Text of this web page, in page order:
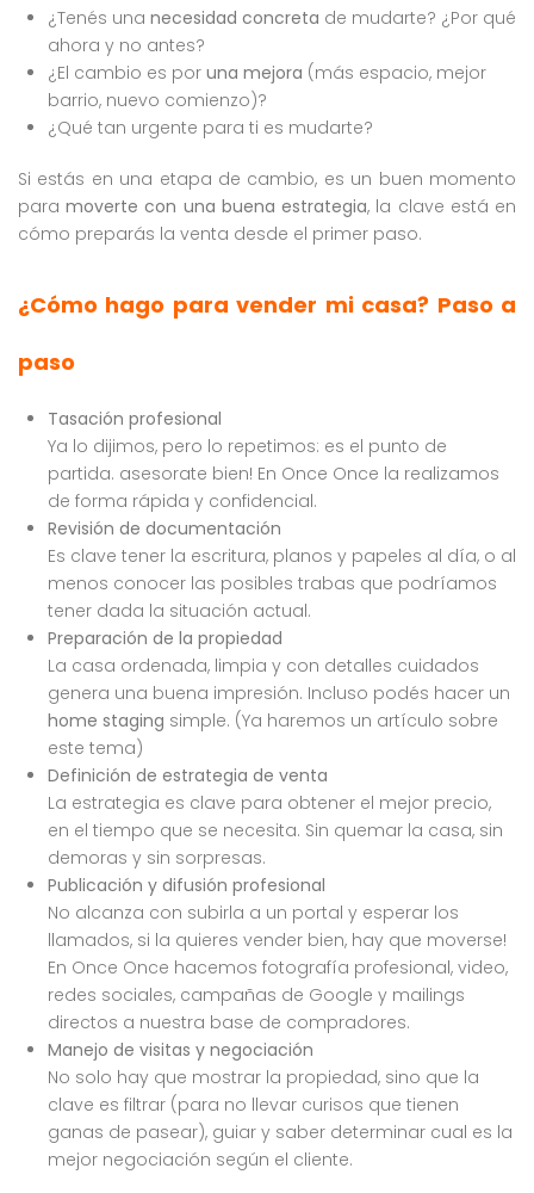
¿Tenés una necesidad concreta de mudarte? ¿Por qué
ahora y no antes?
¿El cambio es por una mejora (más espacio, mejor
barrio, nuevo comienzo)?
¿Qué tan urgente para ti es mudarte?
Si estás en una etapa de cambio, es un buen momento
paramoverte con una buena estrategia, la clave está en
cómo preparás la venta desde el primer paso.
¿Cómo hago para vender mi casa? Paso a
paso
Tasación profesional
Ya lo dijimos, pero lo repetimos: es el punto de
partida. asesorate bien! En Once Once la realizamos
de forma rápida y confidencial.
Revisión de documentación
Es clave tener la escritura, planos y papeles al día, o al
menos conocer las posibles trabas que podríamos
tener dada la situación actual.
Preparación de la propiedad
La casa ordenada, limpia y con detalles cuidados
genera una buena impresión. Incluso podés hacer un
home staging simple. (Ya haremos un artículo sobre
este tema)
Definición de estrategia de venta
La estrategia es clave para obtener el mejor precio,
en el tiempo que se necesita. Sin quemar la casa, sin
demoras y sin sorpresas.
Publicación y difusión profesional
No alcanza con subirla a un portal y esperar los
llamados, si la quieres vender bien, hay que moverse!
En Once Once hacemos fotografía profesional, video,
redes sociales, campañas de Google y mailings
directos a nuestra base de compradores.
Manejo de visitas y negociación
No solo hay que mostrar la propiedad, sino que la
clave es filtrar (para no llevar curisos que tienen
ganas de pasear), guiar y saber determinar cual es la
mejor negociación según el cliente.